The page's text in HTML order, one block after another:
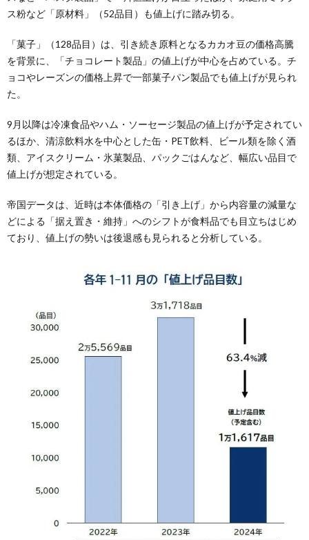
ス粉など「原材料」（52品目）も値上げに踏み切る。
「菓子」（128品目）は、引き続き原料となるカカオ豆の価格高騰
を背景に、「チョコレート製品」の値上げが中心を占めている。チ
ョコやレーズンの価格上昇で一部菓子パン製品でも値上げが見られ
た。
9月以降は冷凍食品やハム・ソーセージ製品の値上げが予定されてい
るほか、清涼飲料水を中心とした缶・PET飲料、ビール類を除く酒
類、アイスクリーム・氷菓製品、パックごはんなど、幅広い品目で
値上げが想定されている。
帝国データは、近時は本体価格の「引き上げ」から内容量の減量な
どによる「据え置き・維持」へのシフトが食料品でも目立ちはじめ
ており、値上げの勢いは後退感も見られると分析している。